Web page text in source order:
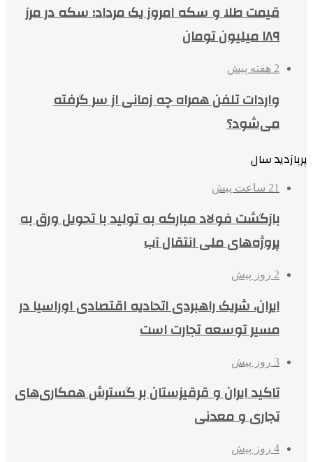
قیمت طلا و سکه امروز یک مرداد؛ سکه در مرز
۱۸۹ میلیون تومان
2 هفته پیش
واردات تلفن همراه چه زمانی از سر گرفته
می‌شود؟
پربازدید سال
21 ساعت پیش
بازگشت فولاد مبارکه به تولید با تحویل ورق به
پروژه‌های ملی انتقال آب
2 روز پیش
ایران، شریک راهبردی اتحادیه اقتصادی اوراسیا در
مسیر توسعه تجارت است
3 روز پیش
تاکید ایران و قرقیزستان بر گسترش همکاری‌های
تجاری و معدنی
4 روز پیش